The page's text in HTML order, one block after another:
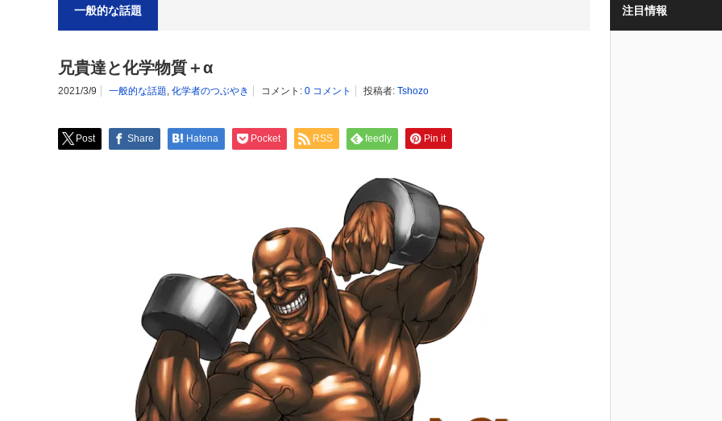
一般的な話題
兄貴達と化学物質＋α
2021/3/9 一般的な話題, 化学者のつぶやき コメント: 0 コメント 投稿者: Tshozo
Post Share Hatena Pocket RSS feedly Pin it
注目情報